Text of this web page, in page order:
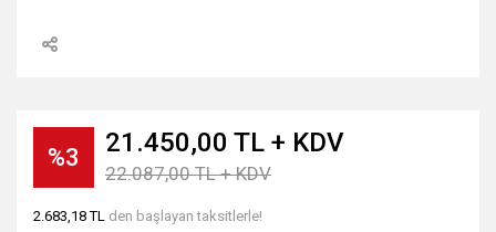
%3 21.450,00 TL + KDV
22.087,00 TL + KDV
2.683,18 TL den başlayan taksitlerle!